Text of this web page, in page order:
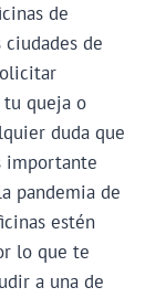
de
de
queja o
duda que
importante
pandemia de
estén
lo que te
a una de